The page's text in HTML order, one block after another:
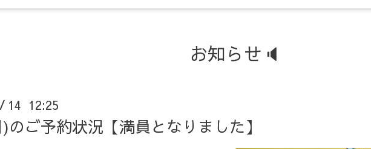
お知らせ🔈
/ 14 12:25
ご予約状況【満員となりました】